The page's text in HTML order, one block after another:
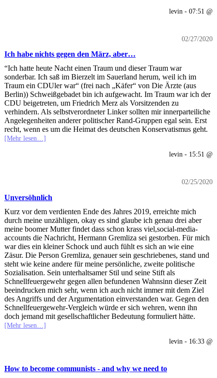
levin - 07:51 @
02/27/2020
Ich habe nichts gegen den März, aber…
“Ich hatte heute Nacht einen Traum und dieser Traum war
sonderbar. Ich saß im Bierzelt im Sauerland herum, weil ich im
Traum ein CDUler war“ (frei nach „Käfer“ von Die Ärzte (aus
Berlin)) Schweißgebadet bin ich aufgewacht. Im Traum war ich der
CDU beigetreten, um Friedrich Merz als Vorsitzenden zu
verhindern. Als selbstverordneter Linker sollten mir innerparteiliche
Angelegenheiten anderer politischer Rand-Gruppen egal sein. Erst
recht, wenn es um die Heimat des deutschen Konservatismus geht.
[Mehr lesen…]
levin - 15:51 @
02/25/2020
Unversöhnlich
Kurz vor dem verdienten Ende des Jahres 2019, erreichte mich
durch meine unzähligen, okay es sind glaube ich genau drei aber
meine boomer Mutter findet dass schon krass viel,social-media-
accounts die Nachricht, Hermann Gremliza sei gestorben. Für mich
war dies ein kleiner Schock und auch fühlt es sich an wie eine
Zäsur. Die Person Gremliza, genauer sein geschriebenes, stand und
steht wie keine andere für meine persönliche, zweite politische
Sozialisation. Sein unterhaltsamer Stil und seine Stift als
Schnellfeuergewehr gegen allen befundenen Wahnsinn dieser Zeit
beeindrucken mich sehr, wenn ich auch nicht immer mit dem Ziel
des Angriffs und der Argumentation einverstanden war. Gegen den
Schnellfeuergewehr-Vergleich würde er sich wehren, wenn ihn
doch jemand mit gesellschaftlicher Bedeutung formuliert hätte.
[Mehr lesen…]
levin - 16:33 @
How to become communists - and why we need to